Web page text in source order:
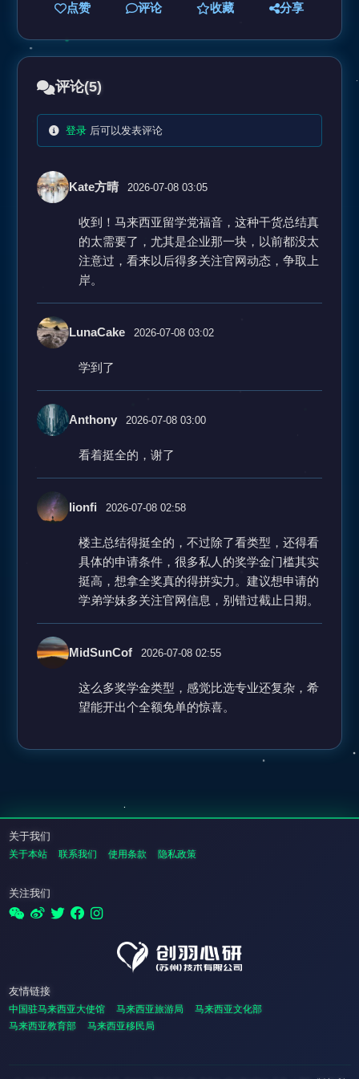
点赞 评论 收藏 分享
评论(5)
登录后可以发表评论
Kate方晴 2026-07-08 03:05
收到！马来西亚留学党福音，这种干货总结真
的太需要了，尤其是企业那一块，以前都没太
注意过，看来以后得多关注官网动态，争取上
岸。
LunaCake 2026-07-08 03:02
学到了
Anthony 2026-07-08 03:00
看着挺全的，谢了
lionfi 2026-07-08 02:58
楼主总结得挺全的，不过除了看类型，还得看
具体的申请条件，很多私人的奖学金门槛其实
挺高，想拿全奖真的得拼实力。建议想申请的
学弟学妹多关注官网信息，别错过截止日期。
MidSunCof 2026-07-08 02:55
这么多奖学金类型，感觉比选专业还复杂，希
望能开出个全额免单的惊喜。
关于我们
关于本站 联系我们 使用条款 隐私政策
关注我们
友情链接
中国驻马来西亚大使馆 马来西亚旅游局
马来西亚文化部
马来西亚教育部
马来西亚移民局